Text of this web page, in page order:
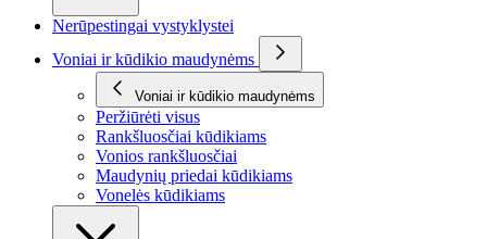
Nerūpestingai vystyklystei
Voniai ir kūdikio maudynėms
Voniai ir kūdikio maudynėms
Peržiūrėti visus
Rankšluosčiai kūdikiams
Vonios rankšluosčiai
Maudynių priedai kūdikiams
Vonelės kūdikiams